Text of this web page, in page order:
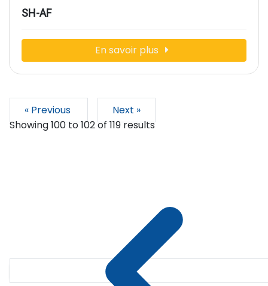
SH-AF
En savoir plus
« Previous
Next »
Showing100to102of119results